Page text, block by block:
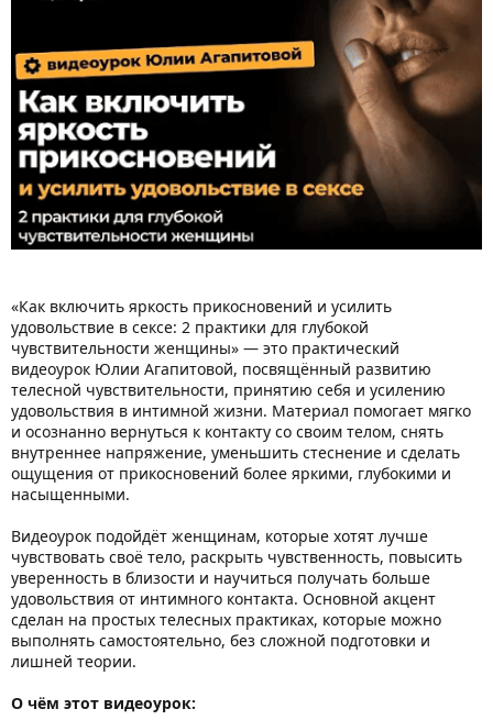
«Как включить яркость прикосновений и усилить
удовольствие в сексе: 2 практики для глубокой
чувствительности женщины» — это практический
видеоурок Юлии Агапитовой, посвящённый развитию
телесной чувствительности, принятию себя и усилению
удовольствия в интимной жизни. Материал помогает мягко
и осознанно вернуться к контакту со своим телом, снять
внутреннее напряжение, уменьшить стеснение и сделать
ощущения от прикосновений более яркими, глубокими и
насыщенными.
Видеоурок подойдёт женщинам, которые хотят лучше
чувствовать своё тело, раскрыть чувственность, повысить
уверенность в близости и научиться получать больше
удовольствия от интимного контакта. Основной акцент
сделан на простых телесных практиках, которые можно
выполнять самостоятельно, без сложной подготовки и
лишней теории.
О чём этот видеоурок: